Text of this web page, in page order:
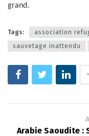
grand.
Tags: association
sauvetage inattendu
Arabie Saoudite :